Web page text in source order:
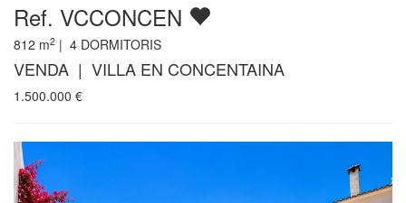
Ref. VCCONCEN
812 m2 | 4 DORMITORIS
VENDA | VILLA EN CONCENTAINA
1.500.000 €